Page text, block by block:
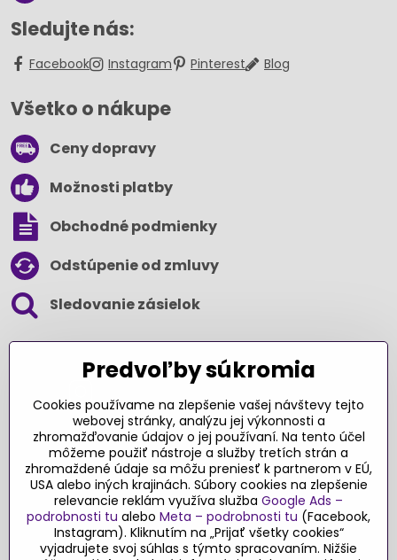
Sledujte nás:
Facebook Instagram Pinterest Blog
Všetko o nákupe
Ceny dopravy
Možnosti platby
Obchodné podmienky
Odstúpenie od zmluvy
Sledovanie zásielok
Ďakujeme za podporu
Sme slovenský e-shop​. Fungujeme len
vďaka vám – rodičom a všetkým, ktorí veria
v poctivý výber kvalitných hračiek s
pridanou hodnotou​. Každý nákup na
Originalnehracky​.sk je pre nás podporou a
Predvoľby súkromia
Cookies používame na zlepšenie vašej návštevy tejto
webovej stránky, analýzu jej výkonnosti a
zhromažďovanie údajov o jej používaní. Na tento účel
môžeme použiť nástroje a služby tretích strán a
zhromaždené údaje sa môžu preniesť k partnerom v EÚ,
USA alebo iných krajinách. Súbory cookies na zlepšenie
relevancie reklám využíva služba Google Ads –
podrobnosti tu alebo Meta – podrobnosti tu (Facebook,
Instagram). Kliknutím na „Prijať všetky cookies“
vyjadrujete svoj súhlas s týmto spracovaním. Nižšie